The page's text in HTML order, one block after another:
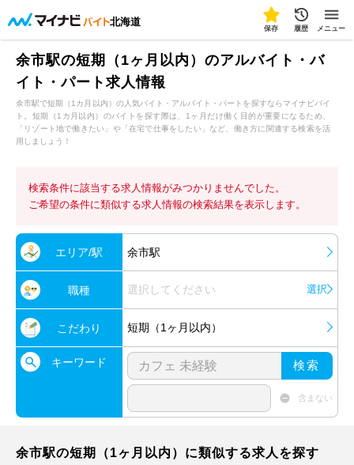
北海道
保存 履歴 メニュー
余市駅の短期（1ヶ月以内）のアルバイト・バ
イト・パート求人情報
余市駅で短期（1カ月以内）の人気バイト・アルバイト・パートを探すならマイナビバイ
ト。短期（1カ月以内）のバイトを探す際は、1ヶ月だけ働く目的が重要になるため、
「リゾート地で働きたい」や「在宅で仕事をしたい」など、働き方に関連する検索を活
用しましょう！
検索条件に該当する求人情報がみつかりませんでした。
ご希望の条件に類似する求人情報の検索結果を表示します。
エリア/駅 余市駅
職種 選択してください 選択
こだわり 短期（1ヶ月以内）
キーワード 検索
含まない
余市駅の短期（1ヶ月以内）に類似する求人を探す